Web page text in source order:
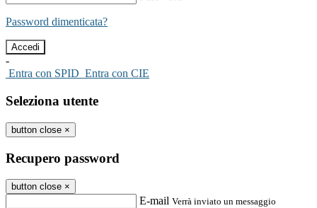
Password dimenticata?
-
Entra con SPID Entra con CIE
Seleziona utente
button close ×
Recupero password
button close ×
E-mail Verrà inviato un messaggio